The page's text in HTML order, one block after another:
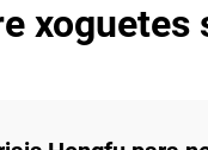
xoguetes